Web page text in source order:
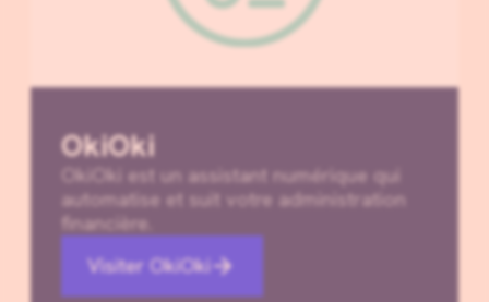
OkiOki
OkiOki est un assistant numérique qui
automatise et suit votre administration
financière.
Visiter OkiOki